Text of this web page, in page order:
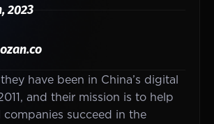
2023
have been in China’s digital
and their mission is to help
succeed in the